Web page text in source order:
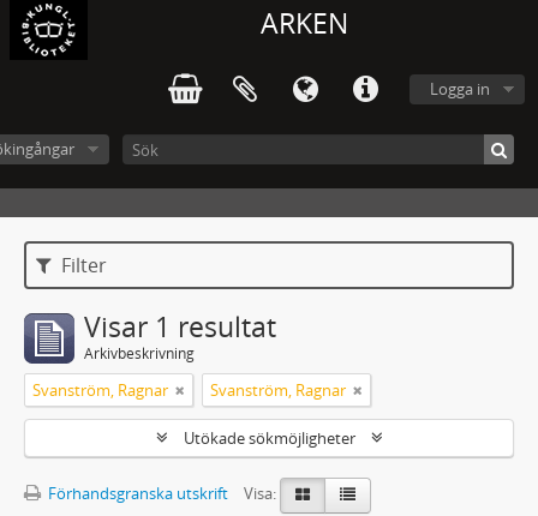
ARKEN
Logga in
Filter
Visar 1 resultat
Arkivbeskrivning
Svanström, Ragnar Svanström, Ragnar
Utökade sökmöjligheter
Förhandsgranska utskrift
Visa: